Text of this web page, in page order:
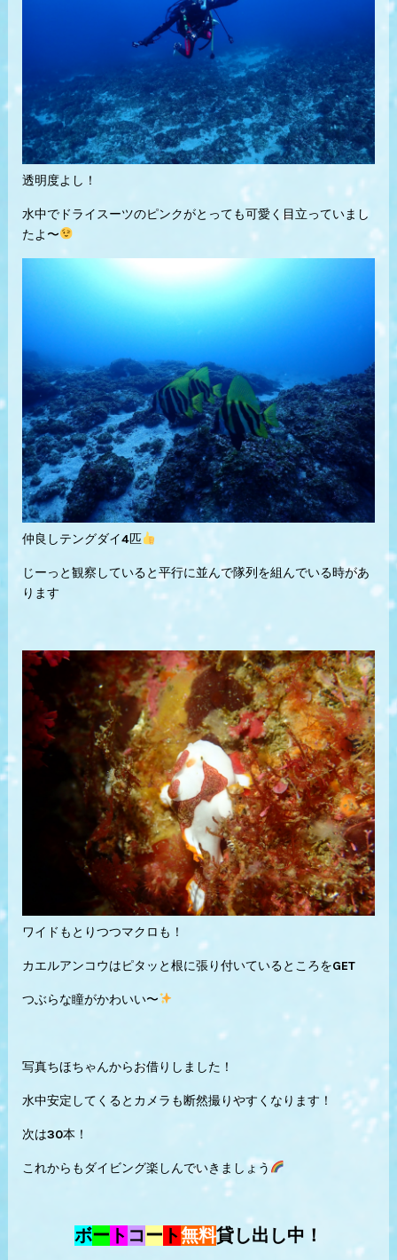
透明度よし！
水中でドライスーツのピンクがとっても可愛く目立っていまし
たよ〜
仲良しテングダイ4匹
じーっと観察していると平行に並んで隊列を組んでいる時があ
ります
ワイドもとりつつマクロも！
カエルアンコウはピタッと根に張り付いているところをGET
つぶらな瞳がかわいい〜
写真ちほちゃんからお借りしました！
水中安定してくるとカメラも断然撮りやすくなります！
次は30本！
これからもダイビング楽しんでいきましょう
ボー ト コー ト無料貸し出し中！